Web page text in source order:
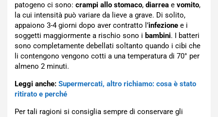
patogeno ci sono: crampi allo stomaco, diarrea e vomito,
la cui intensità può variare da lieve a grave. Di solito,
appaiono 3-4 giorni dopo aver contratto l’infezione e i
soggetti maggiormente a rischio sono i bambini. I batteri
sono completamente debellati soltanto quando i cibi che
li contengono vengono cotti a una temperatura di 70° per
almeno 2 minuti.
Leggi anche: Supermercati, altro richiamo: cosa è stato
ritirato e perché
Per tali ragioni si consiglia sempre di conservare gli